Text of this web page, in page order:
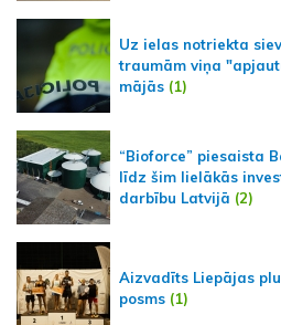
Uz ielas notriekta
traumām viņa
mājās (1)
“Bioforce” piesaista
līdz šim lielākās
darbību Latvijā (2)
Aizvadīts Liepājas
posms (1)